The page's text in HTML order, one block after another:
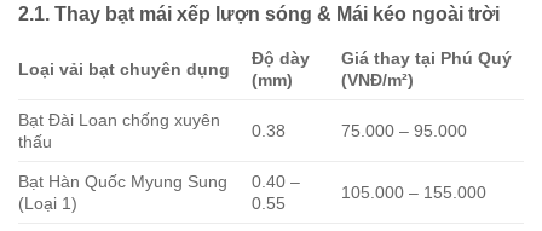
2.1. Thay bạt mái xếp lượn sóng & Mái kéo ngoài trời
Loại vải bạt chuyên dụng
Độ dày
(mm)
Giá thay tại Phú Quý
(VNĐ/m²)
Bạt Đài Loan chống xuyên
thấu
0.38 75.000 – 95.000
Bạt Hàn Quốc Myung Sung
(Loại 1)
0.40 –
0.55
105.000 – 155.000